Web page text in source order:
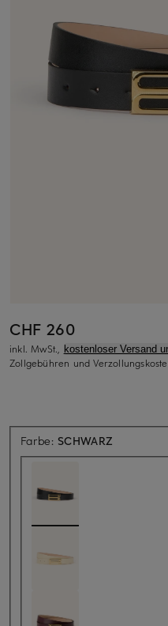
CHF 260
inkl. MwSt., kostenloser Versand
Zollgebühren und
Farbe: SCHWARZ